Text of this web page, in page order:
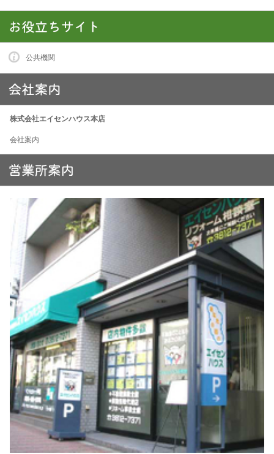
公共機関
株式会社エイセンハウス本店
会社案内